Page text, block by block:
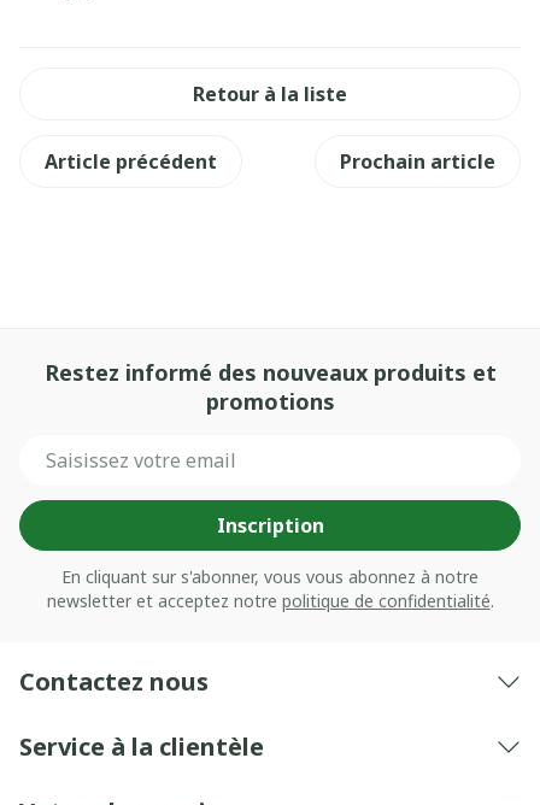
Retour à la liste
Article précédent Prochain article
Restez informé des nouveaux produits et
promotions
Inscription
En cliquant sur s'abonner, vous vous abonnez à notre
newsletter et acceptez notre politique de confidentialité.
Contactez nous
Service à la clientèle